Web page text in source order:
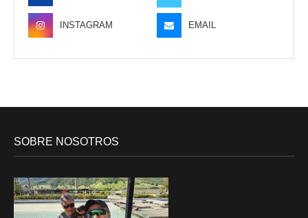
INSTAGRAM EMAIL
SOBRE NOSOTROS